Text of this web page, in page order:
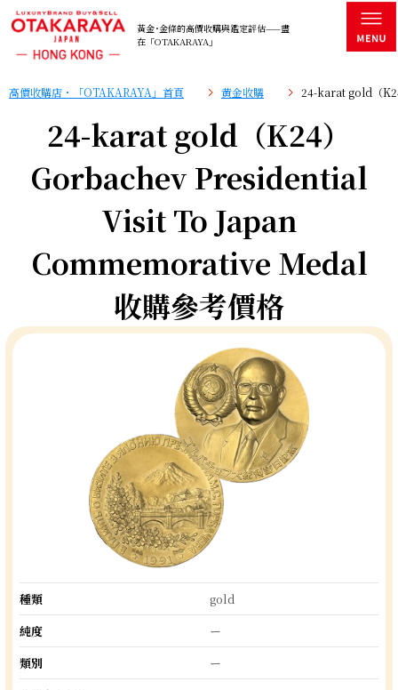
黃金･金條的高價收購與鑑定評估——盡
在「OTAKARAYA」
高價收購店・「OTAKARAYA」首頁 黄金收購 24-karat gold（
24-karat gold（K24）
Gorbachev Presidential
Visit To Japan
Commemorative Medal
收購參考價格
種類
gold
純度
ー
類別
ー